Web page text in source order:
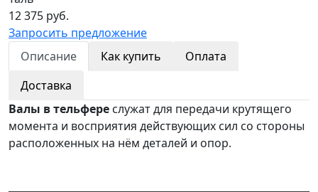
12 375 руб.
Запросить предложение
Описание
Как купить
Оплата
Доставка
Валы в тельфере служат для передачи крутящего
момента и восприятия действующих сил со стороны
расположенных на нём деталей и опор.